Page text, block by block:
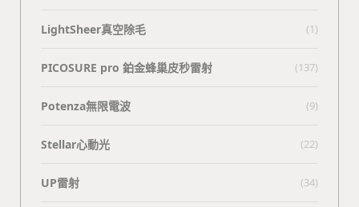
LightSheer真空除毛 (1)
PICOSURE pro 鉑金蜂巢皮秒雷射 (137)
Potenza無限電波 (9)
Stellar心動光 (22)
UP雷射 (34)